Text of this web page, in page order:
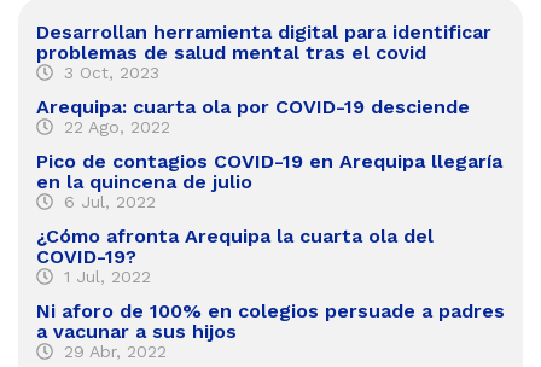
Desarrollan herramienta digital para identificar
problemas de salud mental tras el covid
3 Oct, 2023
Arequipa: cuarta ola por COVID-19 desciende
22 Ago, 2022
Pico de contagios COVID-19 en Arequipa llegaría
en la quincena de julio
6 Jul, 2022
¿Cómo afronta Arequipa la cuarta ola del
COVID-19?
1 Jul, 2022
Ni aforo de 100% en colegios persuade a padres
a vacunar a sus hijos
29 Abr, 2022